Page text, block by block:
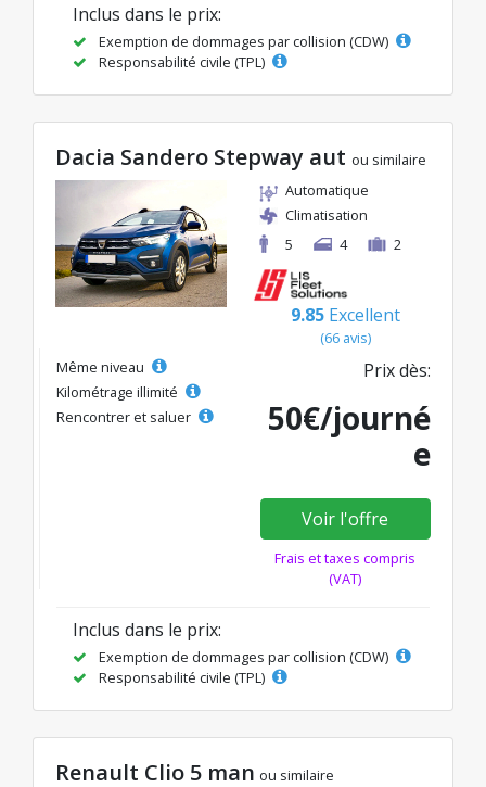
Inclus dans le prix:
Exemption de dommages par collision (CDW)
Responsabilité civile (TPL)
Dacia Sandero Stepway aut ou similaire
Automatique
Climatisation
5
4 2
9.85 Excellent
(66 avis)
Même niveau
Kilométrage illimité
Rencontrer et saluer
Prix dès:
50€/journé
e
Voir l'offre
Frais et taxes compris
(VAT)
Inclus dans le prix:
Exemption de dommages par collision (CDW)
Responsabilité civile (TPL)
Renault Clio 5 man ou similaire